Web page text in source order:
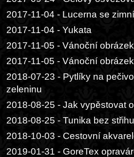
2017-11-04 - Lucerna se
2017-11-04 - Yukata
2017-11-05 - Vánoční
2017-11-05 - Vánoční
2018-07-23 - Pytlíky na
zeleninu
2018-08-25 - Jak vypěstovat
2018-08-25 - Tunika bez střihu
2018-10-03 - Cestovní
2019-01-31 - GoreTex